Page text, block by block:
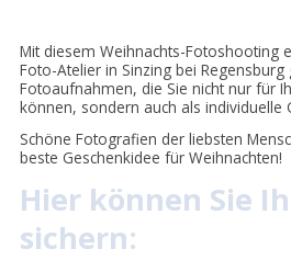
Mit diesem Weihnachts-Fotoshooting
Foto-Atelier in Sinzing bei
Fotoaufnahmen, die Sie nicht nur für
können, sondern auch als individuelle
Schöne Fotografien der liebsten
beste Geschenkidee für Weihnachten!
Hier können Sie
sichern: